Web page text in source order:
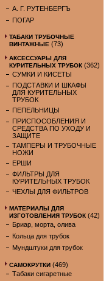
А. Г. РУТЕНБЕРГЪ
ПОГАР
ТАБАКИ ТРУБОЧНЫЕ
ВИНТАЖНЫЕ (73)
АКСЕССУАРЫ ДЛЯ
КУРИТЕЛЬНЫХ ТРУБОК (362)
СУМКИ И КИСЕТЫ
ПОДСТАВКИ И ШКАФЫ
ДЛЯ КУРИТЕЛЬНЫХ
ТРУБОК
ПЕПЕЛЬНИЦЫ
ПРИСПОСОБЛЕНИЯ И
СРЕДСТВА ПО УХОДУ И
ЗАЩИТЕ
ТАМПЕРЫ И ТРУБОЧНЫЕ
НОЖИ
ЕРШИ
ФИЛЬТРЫ ДЛЯ
КУРИТЕЛЬНЫХ ТРУБОК
ЧЕХЛЫ ДЛЯ ФИЛЬТРОВ
МАТЕРИАЛЫ ДЛЯ
ИЗГОТОВЛЕНИЯ ТРУБОК (42)
Бриар, морта, олива
Кольца для трубок
Мундштуки для трубок
САМОКРУТКИ (469)
Табаки сигаретные